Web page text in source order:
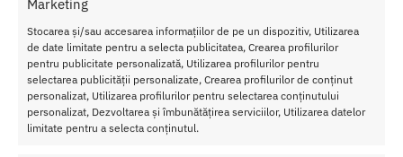
Marketing
Stocarea și/sau accesarea informațiilor de pe un dispozitiv, Utilizarea
de date limitate pentru a selecta publicitatea, Crearea profilurilor
pentru publicitate personalizată, Utilizarea profilurilor pentru
selectarea publicității personalizate, Crearea profilurilor de conținut
personalizat, Utilizarea profilurilor pentru selectarea conținutului
personalizat, Dezvoltarea și îmbunătățirea serviciilor, Utilizarea datelor
limitate pentru a selecta conținutul.
Proprietatile dildoului curcubeu cu ventuza Colours
Pride Edition